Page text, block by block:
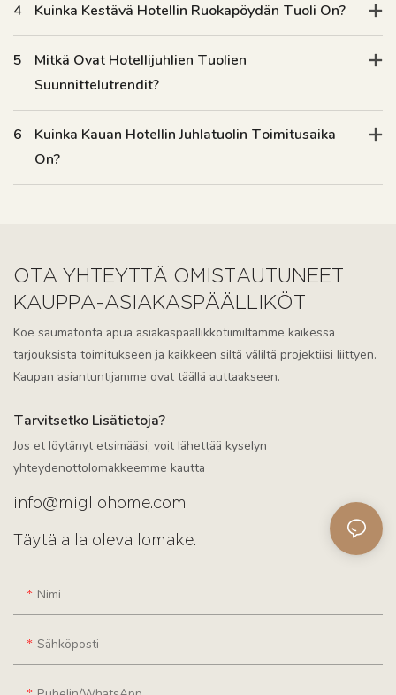
4 Kuinka Kestävä Hotellin Ruokapöydän Tuoli On?
5
Mitkä Ovat Hotellijuhlien Tuolien
Suunnittelutrendit?
6
Kuinka Kauan Hotellin Juhlatuolin Toimitusaika
On?
OTA YHTEYTTÄ OMISTAUTUNEET
KAUPPA-ASIAKASPÄÄLLIKÖT
Koe saumatonta apua asiakaspäällikkötiimiltämme kaikessa
tarjouksista toimitukseen ja kaikkeen siltä väliltä projektiisi liittyen.
Kaupan asiantuntijamme ovat täällä auttaakseen.
Tarvitsetko Lisätietoja?
Jos et löytänyt etsimääsi, voit lähettää kyselyn
yhteydenottolomakkeemme kautta
info@migliohome.com
Täytä alla oleva lomake.
Nimi
Sähköposti